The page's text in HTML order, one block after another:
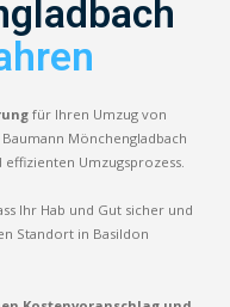
für Ihren Umzug von
Mönchengladbach
Umzugsprozess.
Ihr Hab und Gut sicher und
Standort in Basildon